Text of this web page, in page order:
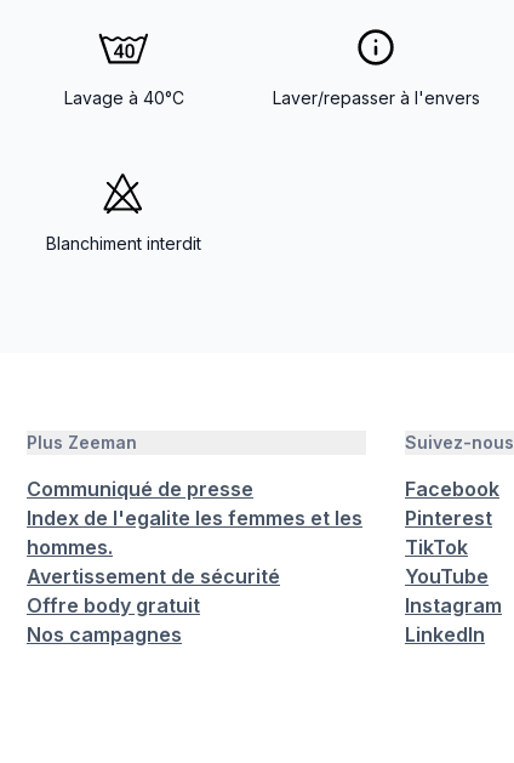
Lavage à 40°C Laver/repasser à l'envers
Blanchiment interdit
Plus Zeeman
Communiqué de presse
Index de l'egalite les femmes et les
hommes.
Avertissement de sécurité
Offre body gratuit
Nos campagnes
Suivez-nous
Facebook
Pinterest
TikTok
YouTube
Instagram
LinkedIn